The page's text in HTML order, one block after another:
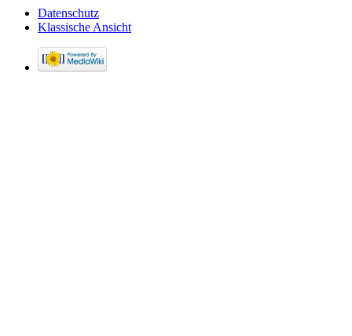
Datenschutz
Klassische Ansicht